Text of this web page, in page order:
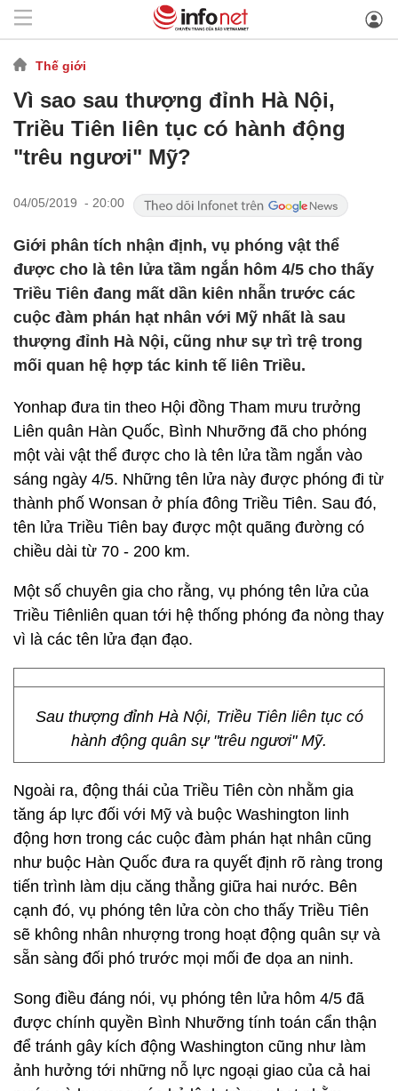
Thế giới
Vì sao sau thượng đỉnh Hà Nội,
Triều Tiên liên tục có hành động
"trêu ngươi" Mỹ?
04/05/2019 - 20:00
Giới phân tích nhận định, vụ phóng vật thể
được cho là tên lửa tầm ngắn hôm 4/5 cho thấy
Triều Tiên đang mất dần kiên nhẫn trước các
cuộc đàm phán hạt nhân với Mỹ nhất là sau
thượng đỉnh Hà Nội, cũng như sự trì trệ trong
mối quan hệ hợp tác kinh tế liên Triều.
Yonhap đưa tin theo Hội đồng Tham mưu trưởng
Liên quân Hàn Quốc, Bình Nhưỡng đã cho phóng
một vài vật thể được cho là tên lửa tầm ngắn vào
sáng ngày 4/5. Những tên lửa này được phóng đi từ
thành phố Wonsan ở phía đông Triều Tiên. Sau đó,
tên lửa Triều Tiên bay được một quãng đường có
chiều dài từ 70 - 200 km.
Một số chuyên gia cho rằng, vụ phóng tên lửa của
Triều Tiênliên quan tới hệ thống phóng đa nòng thay
vì là các tên lửa đạn đạo.
Sau thượng đỉnh Hà Nội, Triều Tiên liên tục có
hành động quân sự "trêu ngươi" Mỹ.
Ngoài ra, động thái của Triều Tiên còn nhằm gia
tăng áp lực đối với Mỹ và buộc Washington linh
động hơn trong các cuộc đàm phán hạt nhân cũng
như buộc Hàn Quốc đưa ra quyết định rõ ràng trong
tiến trình làm dịu căng thẳng giữa hai nước. Bên
cạnh đó, vụ phóng tên lửa còn cho thấy Triều Tiên
sẽ không nhân nhượng trong hoạt động quân sự và
sẵn sàng đối phó trước mọi mối đe dọa an ninh.
Song điều đáng nói, vụ phóng tên lửa hôm 4/5 đã
được chính quyền Bình Nhưỡng tính toán cẩn thận
để tránh gây kích động Washington cũng như làm
ảnh hưởng tới những nỗ lực ngoại giao của cả hai